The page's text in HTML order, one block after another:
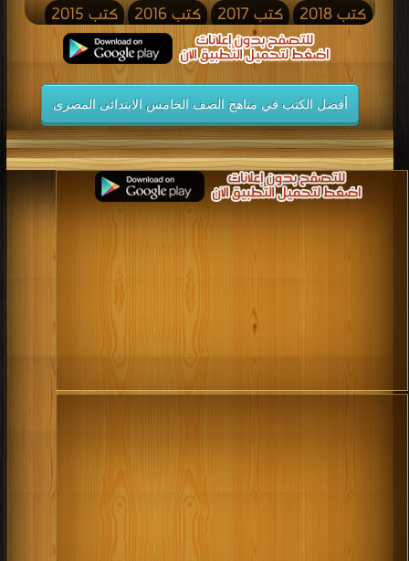
كتب 2018
كتب 2017 كتب 2016
كتب 2015
كتب 2013 كتب 2012
كتب 2011
كتب 2010
كتب 2009 كتب 2008
كتب 2007
كتب 2006
كتب 2005 كتب 2004
كتب 2003
كتب 2002
كتب 2001 كتب 2000
كتب 1999
كتب 1998
كتب 1997 كتب 1996
كتب 1995
كتب 1994
كتب 1993 كتب 1992
كتب 1991
كتب 1984
كتب 1981 كتب 1980
كتب 1979
كتب 1976
كتب 1975
كتب 1973
كتب 1964
كتب 1956
كتب 1955
أفضل الكتب في مناهج الصف الخامس الابتدائى المصرى